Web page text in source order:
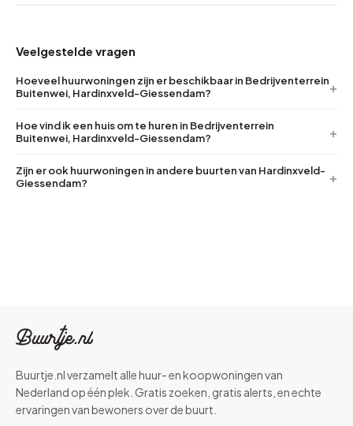
Veelgestelde vragen
Hoeveel huurwoningen zijn er beschikbaar in Bedrijventerrein
Buitenwei, Hardinxveld-Giessendam?
Hoe vind ik een huis om te huren in Bedrijventerrein
Buitenwei, Hardinxveld-Giessendam?
Zijn er ook huurwoningen in andere buurten van Hardinxveld-
Giessendam?
Buurtje.nl verzamelt alle huur- en koopwoningen van
Nederland op één plek. Gratis zoeken, gratis alerts, en echte
ervaringen van bewoners over de buurt.